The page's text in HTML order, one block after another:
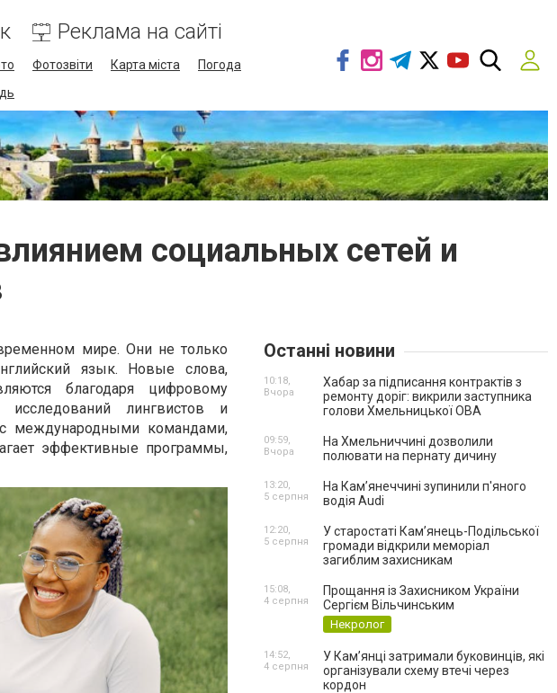
Реклама на сайті
Фотозвіти Карта міста
Погода
социальных сетей и
мире. Они не только
язык. Новые слова,
благодаря цифровому
исследований лингвистов и
международными командами,
эффективные программы,
Останні новини
Хабар за підписання контрактів з
ремонту доріг: викрили заступника
голови Хмельницької ОВА
10:18,
Вчора
На Хмельниччині дозволили
полювати на пернату дичину
09:59,
Вчора
На Камʼянеччині зупинили п'яного
водія Audi
13:20,
5 серпня
У старостаті Кам’янець-Подільської
громади відкрили меморіал
загиблим захисникам
12:20,
5 серпня
Прощання із Захисником України
Сергієм Вільчинським
Некролог
15:08,
4 серпня
У Кам’янці затримали буковинців, які
організували схему втечі через
кордон
14:52,
4 серпня